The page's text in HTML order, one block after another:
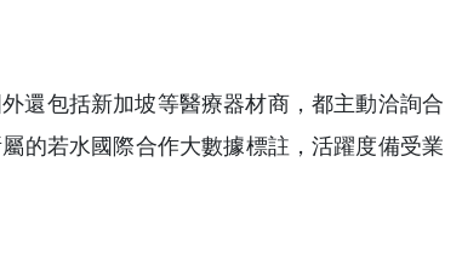
還包括新加坡等醫療器材商，都主動洽詢合
的若水國際合作大數據標註，活躍度備受業